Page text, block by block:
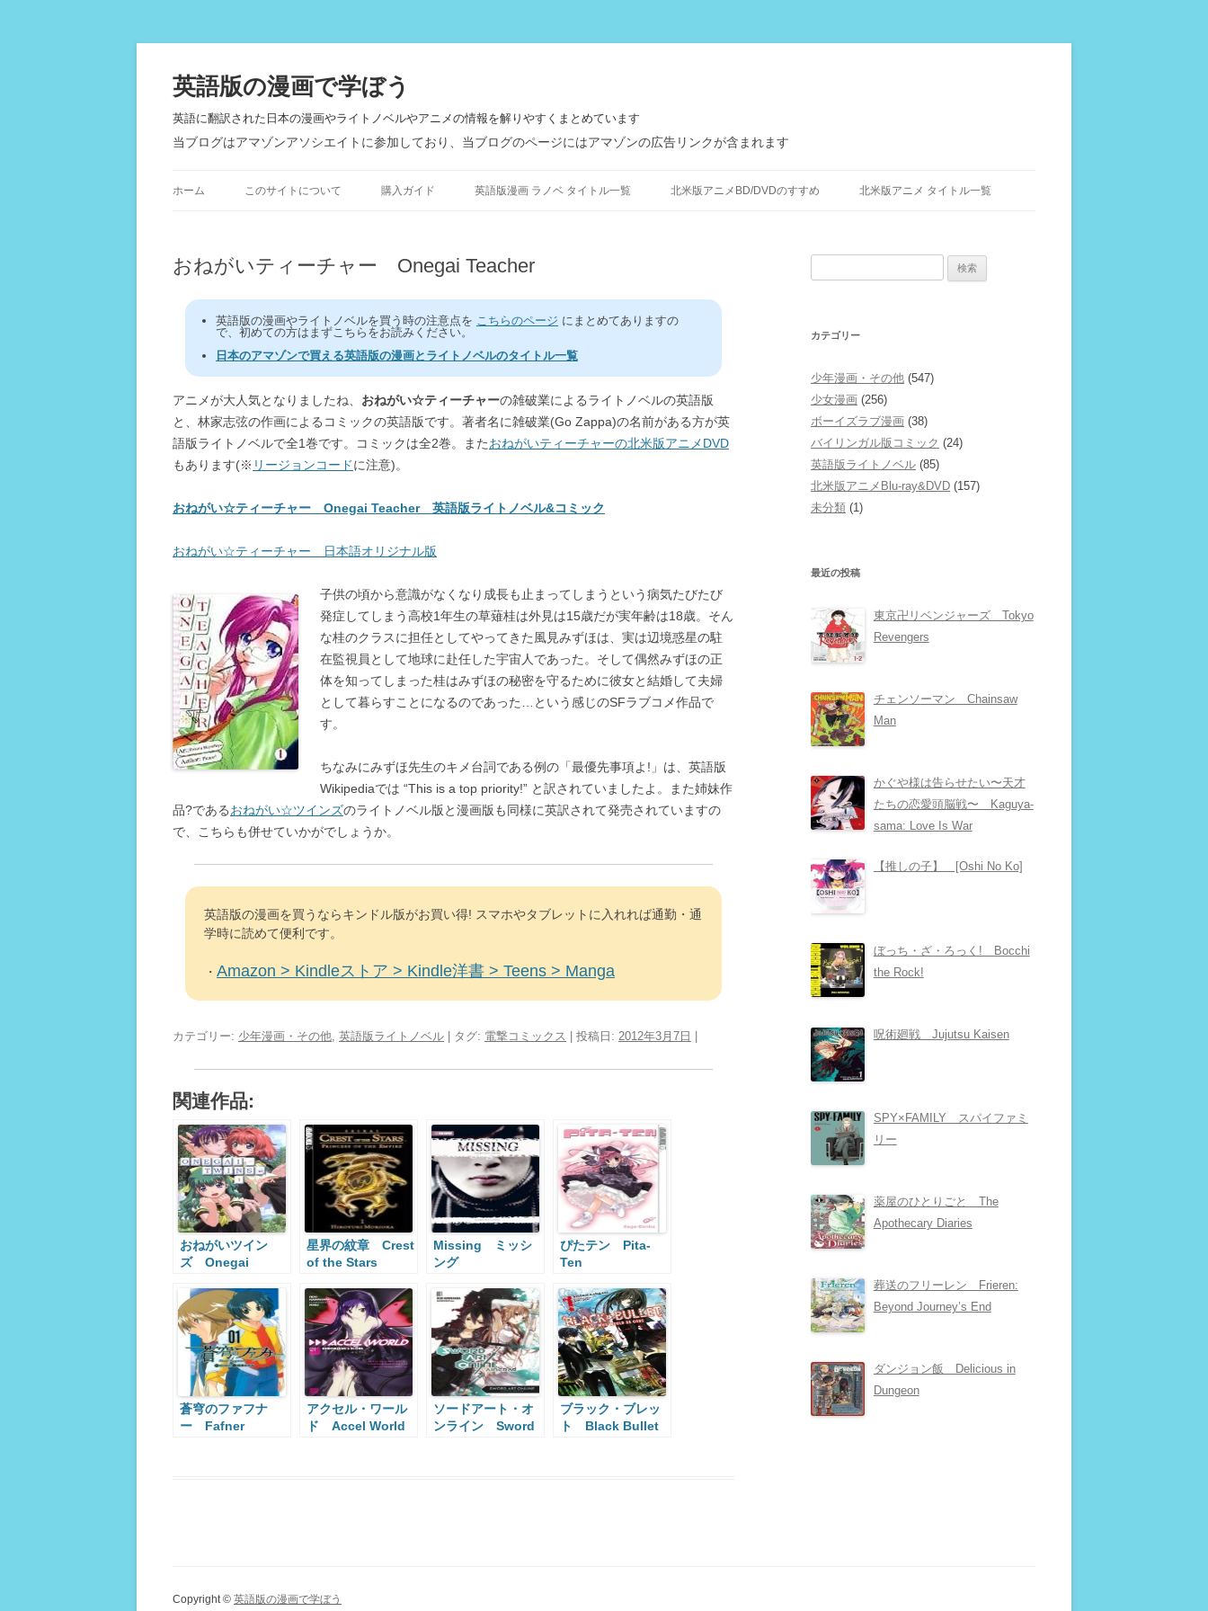
英語版の漫画で学ぼう
英語に翻訳された日本の漫画やライトノベルやアニメの情報を解りやすくまとめています
当ブログはアマゾンアソシエイトに参加しており、当ブログのページにはアマゾンの広告リンクが含まれます
ン
ホーム このサイトについて 購入ガイド 英語版漫画 ラノベ タイトル一覧 北米版アニメBD/DVDのすすめ 北米版アニメ タイトル一覧
おねがいティーチャー Onegai Teacher
英語版の漫画やライトノベルを買う時の注意点を こちらのページ にまとめてありますの
で、初めての方はまずこちらをお読みください。
日本のアマゾンで買える英語版の漫画とライトノベルのタイトル一覧
アニメが大人気となりましたね、 おねがい☆ティーチャーの雑破業によるライトノベルの英語版
と、林家志弦の作画によるコミックの英語版です。著者名に雑破業(Go Zappa)の名前がある方が英
語版ライトノベルで全1巻です。コミックは全2巻。またおねがいティーチャーの北米版アニメDVD
もあります(※ リージョンコードに注意)。
おねがい☆ティーチャー Onegai Teacher 英語版ライトノベル&コミック
おねがい☆ティーチャー 日本語オリジナル版
子供の頃から意識がなくなり成長も止まってしまうという病気たびたび
発症してしまう高校1年生の草薙桂は外見は15歳だが実年齢は18歳。そん
な桂のクラスに担任としてやってきた風見みずほは、実は辺境惑星の駐
在監視員として地球に赴任した宇宙人であった。そして偶然みずほの正
体を知ってしまった桂はみずほの秘密を守るために彼女と結婚して夫婦
として暮らすことになるのであった…という感じのSFラブコメ作品で
す。
ちなみにみずほ先生のキメ台詞である例の「最優先事項よ!」は、英語版
Wikipediaでは “This is a top priority!” と訳されていましたよ。また姉妹作
品?であるおねがい☆ツインズのライトノベル版と漫画版も同様に英訳されて発売されていますの
で、こちらも併せていかがでしょうか。
英語版の漫画を買うならキンドル版がお買い得! スマホやタブレットに入れれば通勤・通
学時に読めて便利です。
・ Amazon > Kindleストア > Kindle洋書 > Teens > Manga
カテゴリー: 少年漫画・その他, 英語版ライトノベル | タグ: 電撃コミックス | 投稿日: 2012年3月7日
関連作品:
おねがいツイン
ズ Onegai
星界の紋章 Crest
of the Stars
Missing ミッシ
ング
ぴたテン Pita-
Ten
蒼穹のファフナ
ー Fafner
アクセル・ワール
ド Accel World
ソードアート・オ
ンライン Sword
ブラック・ブレッ
ト Black Bullet
カテゴリー
少年漫画・その他 (547)
少女漫画 (256)
ボーイズラブ漫画 (38)
バイリンガル版コミック (24)
英語版ライトノベル (85)
北米版アニメBlu-ray&DVD (157)
未分類 (1)
最近の投稿
東京卍リベンジャーズ Tokyo
Revengers
チェンソーマン Chainsaw
Man
かぐや様は告らせたい〜天才
たちの恋愛頭脳戦〜 Kaguya-
sama: Love Is War
【推しの子】 [Oshi No Ko]
ぼっち・ざ・ろっく! Bocchi
the Rock!
呪術廻戦 Jujutsu Kaisen
SPY×FAMILY スパイファミ
リー
薬屋のひとりごと The
Apothecary Diaries
葬送のフリーレン Frieren:
Beyond Journey’s End
ダンジョン飯 Delicious in
Dungeon
Copyright © 英語版の漫画で学ぼう